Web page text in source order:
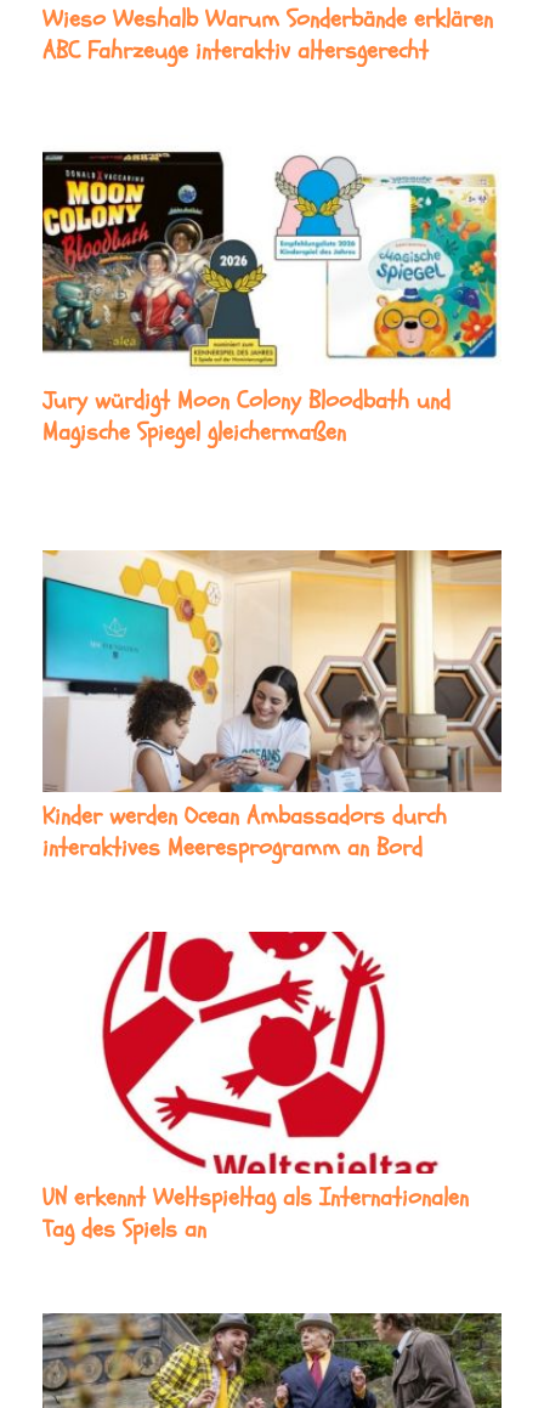
Wieso Weshalb Warum Sonderbände erklären
ABC Fahrzeuge interaktiv altersgerecht
Jury würdigt Moon Colony Bloodbath und
Magische Spiegel gleichermaßen
Kinder werden Ocean Ambassadors durch
interaktives Meeresprogramm an Bord
UN erkennt Weltspieltag als Internationalen
Tag des Spiels an